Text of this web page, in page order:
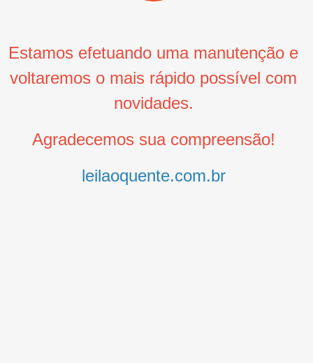
Estamos efetuando uma manutenção e
voltaremos o mais rápido possível com
novidades.
Agradecemos sua compreensão!
leilaoquente.com.br